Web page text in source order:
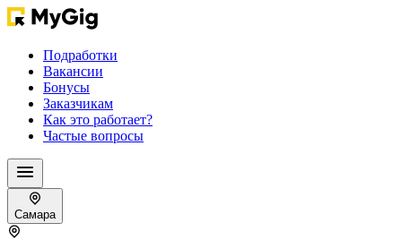
Подработки
Вакансии
Бонусы
Заказчикам
Как это работает?
Частые вопросы
Самара